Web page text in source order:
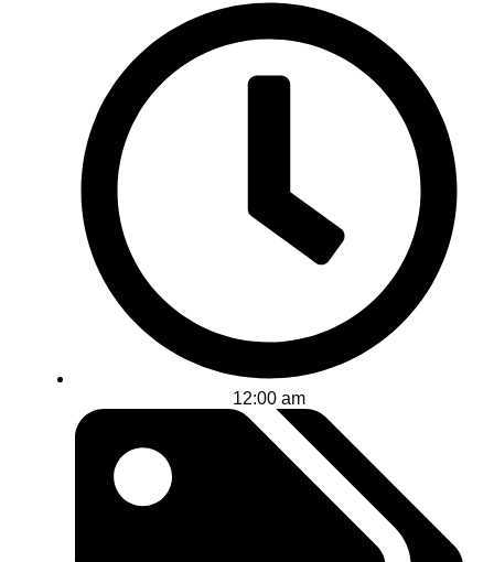
12:00 am